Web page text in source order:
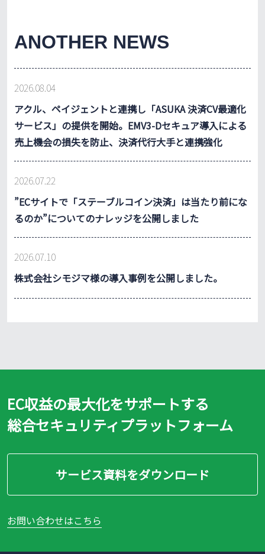
ANOTHER NEWS
2026.08.04
アクル、ペイジェントと連携し「ASUKA 決済CV最適化
サービス」の提供を開始。EMV3-Dセキュア導入による
売上機会の損失を防止、決済代行大手と連携強化
2026.07.22
”ECサイトで「ステーブルコイン決済」は当たり前にな
るのか”についてのナレッジを公開しました
2026.07.10
株式会社シモジマ様の導入事例を公開しました。
EC収益の最大化をサポートする
総合セキュリティプラットフォーム
サービス資料をダウンロード
お問い合わせはこちら